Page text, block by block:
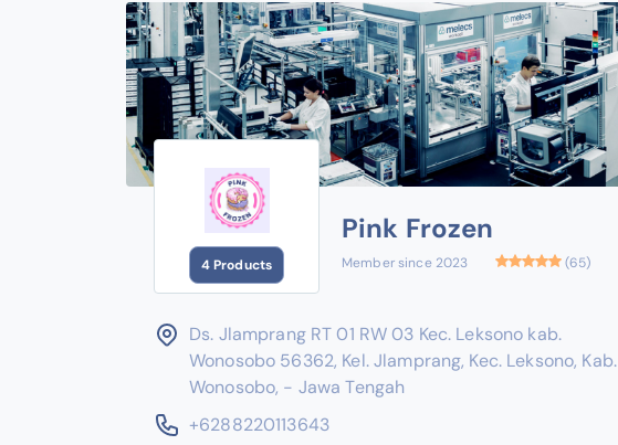
4 Products
Pink Frozen
Member since 2023 (65)
Ds. Jlamprang RT 01 RW 03 Kec. Leksono kab.
Wonosobo 56362, Kel. Jlamprang, Kec. Leksono, Kab.
Wonosobo, - Jawa Tengah
+6288220113643